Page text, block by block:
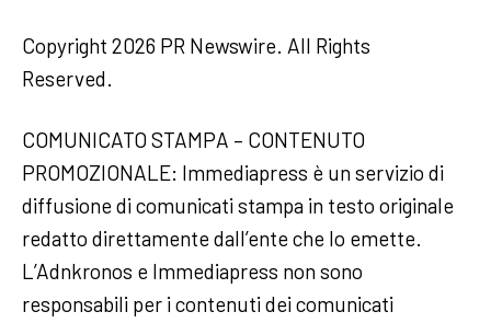
Copyright 2026 PR Newswire. All Rights
Reserved.
COMUNICATO STAMPA – CONTENUTO
PROMOZIONALE: Immediapress è un servizio di
diffusione di comunicati stampa in testo originale
redatto direttamente dall’ente che lo emette.
L’Adnkronos e Immediapress non sono
responsabili per i contenuti dei comunicati